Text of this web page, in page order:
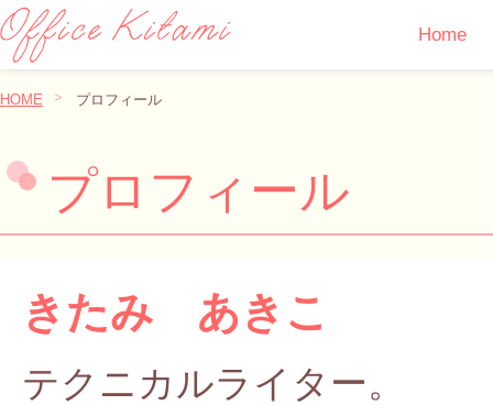
Home
HOME プロフィール
プロフィール
きたみ あきこ
テクニカルライター。